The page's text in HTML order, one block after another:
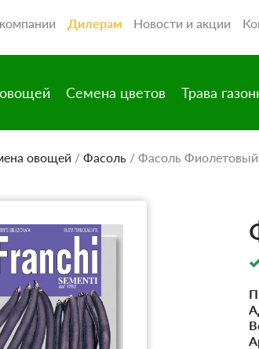
Дилерам Новости и акции
Семена цветов Трава
овощей / Фасоль / Фасоль Фиолетовый